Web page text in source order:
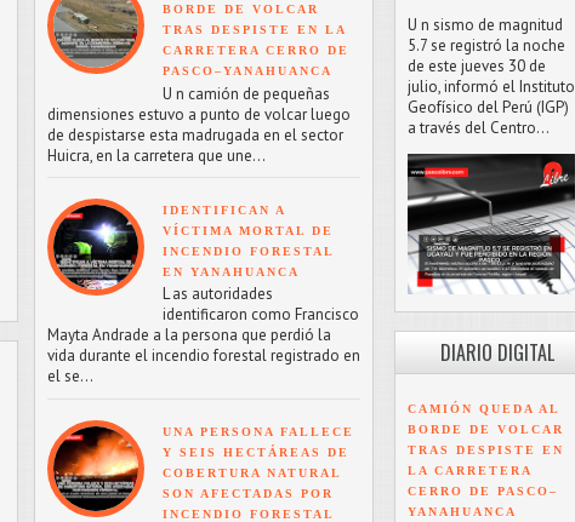
BORDE DE VOLCAR
TRAS DESPISTE EN LA
CARRETERA CERRO DE
PASCO–YANAHUANCA
U n camión de pequeñas
dimensiones estuvo a punto de volcar luego
de despistarse esta madrugada en el sector
Huicra, en la carretera que une...
IDENTIFICAN A
VÍCTIMA MORTAL DE
INCENDIO FORESTAL
EN YANAHUANCA
L as autoridades
identificaron como Francisco
Mayta Andrade a la persona que perdió la
vida durante el incendio forestal registrado en
el se...
UNA PERSONA FALLECE
Y SEIS HECTÁREAS DE
COBERTURA NATURAL
SON AFECTADAS POR
INCENDIO FORESTAL
U n sismo de magnitud
5.7 se registró la noche
de este jueves 30 de
julio, informó el Instituto
Geofísico del Perú (IGP)
a través del Centro...
DIARIO DIGITAL
CAMIÓN QUEDA AL
BORDE DE VOLCAR
TRAS DESPISTE EN
LA CARRETERA
CERRO DE PASCO–
YANAHUANCA